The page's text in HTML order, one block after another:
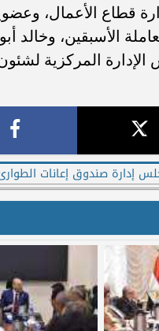
قطاع الأعمال،
الأسبقين، وخالد أبو
الإدارة المركزية
إدارة صندوق إعانات